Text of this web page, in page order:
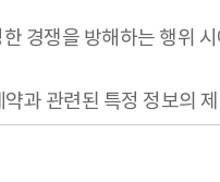
경쟁을 방해하는 행위
과 관련된 특정 정보의